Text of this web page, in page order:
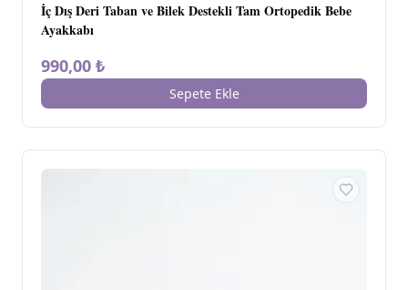
İç Dış Deri Taban ve Bilek Destekli Tam Ortopedik Bebe
Ayakkabı
990,00 ₺
Sepete Ekle